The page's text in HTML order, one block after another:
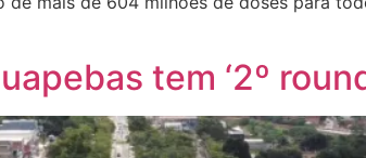
tem ‘2º